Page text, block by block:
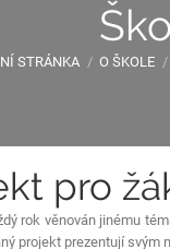
STRÁNKA / O ŠKOLE /
pro
rok věnován jinému
projekt prezentují svým